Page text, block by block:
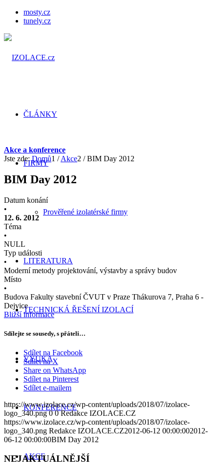
mosty.cz
tunely.cz
ČLÁNKY
FIRMY
Prověřené izolatérské firmy
LITERATURA
TECHNICKÁ ŘEŠENÍ IZOLACÍ
VÝUKA
KONFERENCE
AKCE
Akce a konference
Jste zde: Domů1 / Akce2 / BIM Day 2012
BIM Day 2012
Datum konání
•
12. 6. 2012
Téma
•
NULL
Typ události
•
Moderní metody projektování, výstavby a správy budov
Místo
•
Budova Fakulty stavební ČVUT v Praze Thákurova 7, Praha 6 -
Dejvice
Bližší informace
Sdílejte se sousedy, s přáteli…
Sdílet na Facebook
Sdílet na X
Share on WhatsApp
Sdílet na Pinterest
Sdílet e-mailem
https://www.izolace.cz/wp-content/uploads/2018/07/izolace-
logo_340.png 0 0 Redakce IZOLACE.CZ
https://www.izolace.cz/wp-content/uploads/2018/07/izolace-
logo_340.png Redakce IZOLACE.CZ2012-06-12 00:00:002012-
06-12 00:00:00BIM Day 2012
NEJAKTUÁLNĚJŠÍ